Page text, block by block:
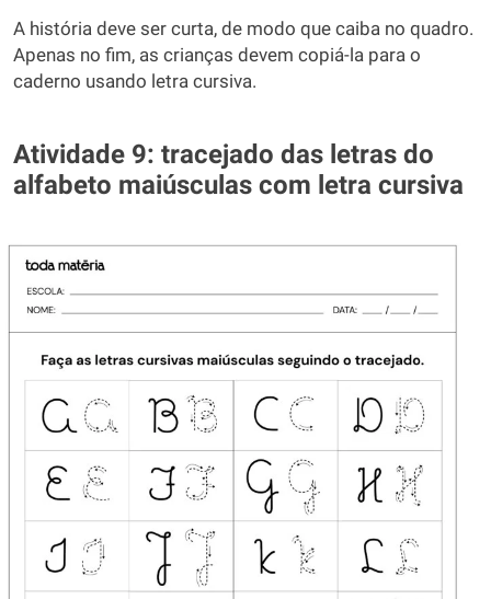
A história deve ser curta, de modo que caiba no quadro.
Apenas no fim, as crianças devem copiá-la para o
caderno usando letra cursiva.
Atividade 9: tracejado das letras do
alfabeto maiúsculas com letra cursiva